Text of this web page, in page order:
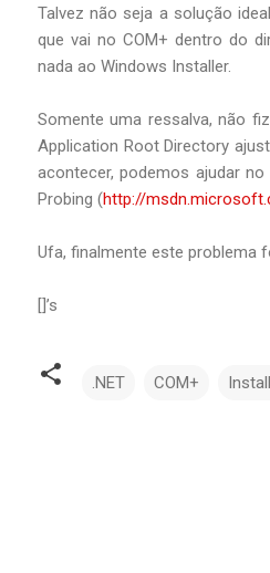
Talvez não seja a solução
que vai no COM+ dentro do
nada ao Windows Installer.
Somente uma ressalva, não
Application Root Directory
acontecer, podemos ajudar
Probing (http://
Ufa, finalmente este problema
[]’s
.NET COM+